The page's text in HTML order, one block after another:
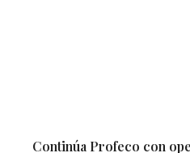
Continúa Profeco con